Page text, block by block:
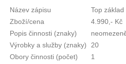
Název zápisu Top základ
Zboží/cena
4.990,- Kč
Popis činnosti (znaky)
Výrobky a služby (znaky)
20
Obory činnosti (počet)
1